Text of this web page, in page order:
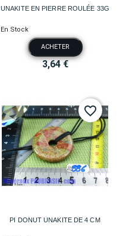
UNAKITE EN PIERRE ROULÉE 33G
En Stock
ACHETER
3,64 €
PI DONUT UNAKITE DE 4 CM
favorite_border